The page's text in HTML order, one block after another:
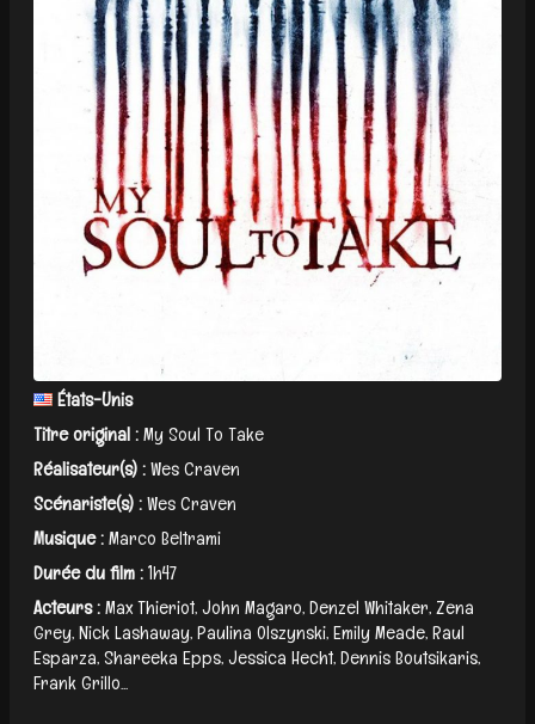
États-Unis
Titre original :My Soul To Take
Réalisateur(s) :Wes Craven
Scénariste(s) :Wes Craven
Musique :Marco Beltrami
Durée du film :1h47
Acteurs :Max Thieriot, John Magaro, Denzel Whitaker, Zena
Grey, Nick Lashaway, Paulina Olszynski, Emily Meade, Raul
Esparza, Shareeka Epps, Jessica Hecht, Dennis Boutsikaris,
Frank Grillo...